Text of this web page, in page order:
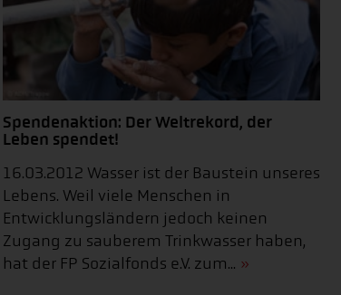
Spendenaktion: Der Weltrekord, der
Leben spendet!
16.03.2012 Wasser ist der Baustein unseres
Lebens. Weil viele Menschen in
Entwicklungsländern jedoch keinen
Zugang zu sauberem Trinkwasser haben,
hat der FP Sozialfonds e.V. zum...